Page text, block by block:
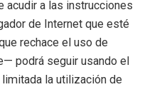
acudir a las instrucciones
de Internet que esté
rechace el uso de
podrá seguir usando el
la utilización de